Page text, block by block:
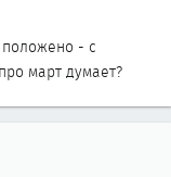
положено - с
март думает?